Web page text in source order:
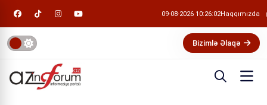
09-08-2026 10:26:03Haqqımızda
Bizimlə Əlaqə